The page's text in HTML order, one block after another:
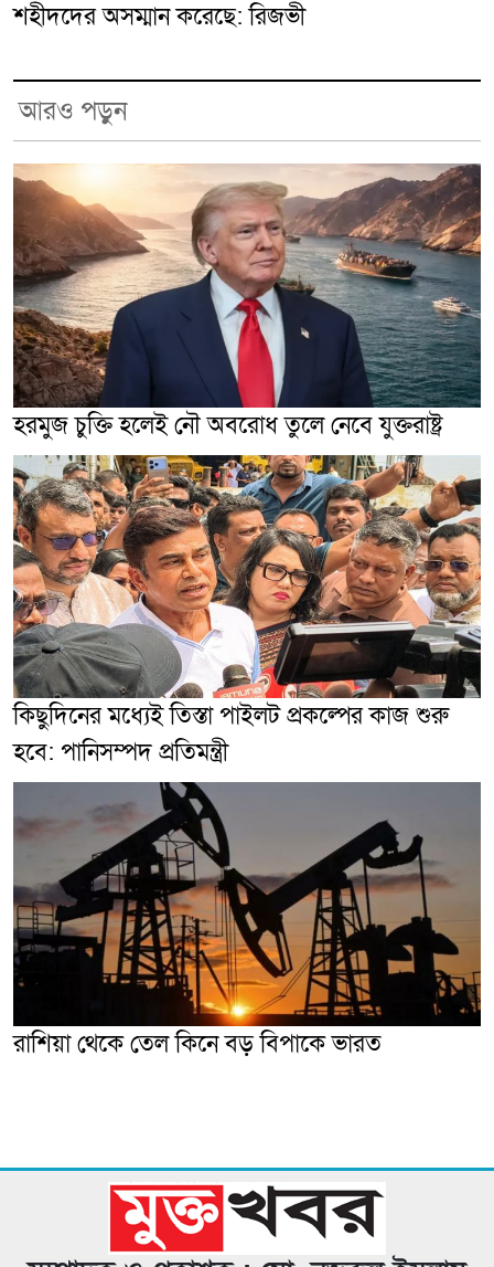
শহীদদের অসম্মান করেছে: রিজভী
আরও পড়ুন
হরমুজ চুক্তি হলেই নৌ অবরোধ তুলে নেবে যুক্তরাষ্ট্র
কিছুদিনের মধ্যেই তিস্তা পাইলট প্রকল্পের কাজ শুরু
হবে: পানিসম্পদ প্রতিমন্ত্রী
রাশিয়া থেকে তেল কিনে বড় বিপাকে ভারত